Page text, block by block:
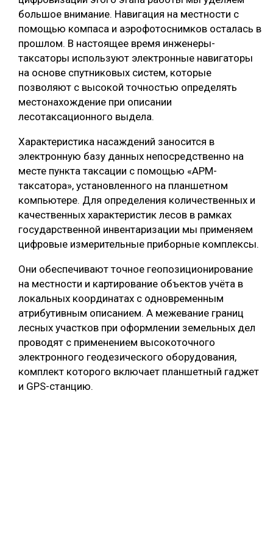
большое внимание. Навигация на местности с
помощью компаса и аэрофотоснимков осталась в
прошлом. В настоящее время инженеры-
таксаторы используют электронные навигаторы
на основе спутниковых систем, которые
позволяют с высокой точностью определять
местонахождение при описании
лесотаксационного выдела.
Характеристика насаждений заносится в
электронную базу данных непосредственно на
месте пункта таксации с помощью «АРМ-
таксатора», установленного на планшетном
компьютере. Для определения количественных и
качественных характеристик лесов в рамках
государственной инвентаризации мы применяем
цифровые измерительные приборные комплексы.
Они обеспечивают точное геопозиционирование
на местности и картирование объектов учёта в
локальных координатах с одновременным
атрибутивным описанием. А межевание границ
лесных участков при оформлении земельных дел
проводят с применением высокоточного
электронного геодезического оборудования,
комплект которого включает планшетный гаджет
и GPS-станцию.